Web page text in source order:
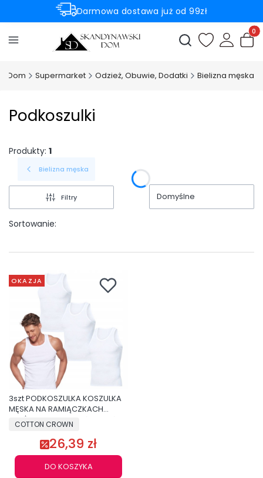
Darmowa dostawa już od 99zł
Rabaty -50% na wybrane produkty
Otwórz
Dom Supermarket Odzież, Obuwie, Dodatki Bielizna męska
Podkoszulki
Produkty: 1
Bielizna męska
Filtry
Sortowanie:
Domyślne
OKAZJA
3szt PODKOSZULKA KOSZULKA
MĘSKA NA RAMIĄCZKACH
PRĄŻKOWANA BAWEŁNA BIAŁA
COTTON CROWN
26,39 zł
DO KOSZYKA